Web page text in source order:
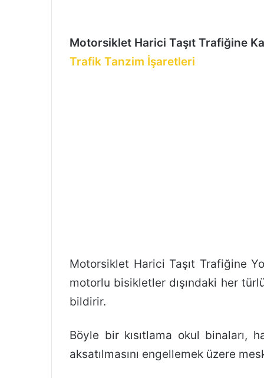
r
m
Motorsiklet Harici Taşıt Trafiğine
Trafik Tanzim İşaretleri
Motorsiklet Harici Taşıt Trafiğine
motorlu bisikletler dışındaki her
bildirir.
Böyle bir kısıtlama okul binaları,
aksatılmasını engellemek üzere